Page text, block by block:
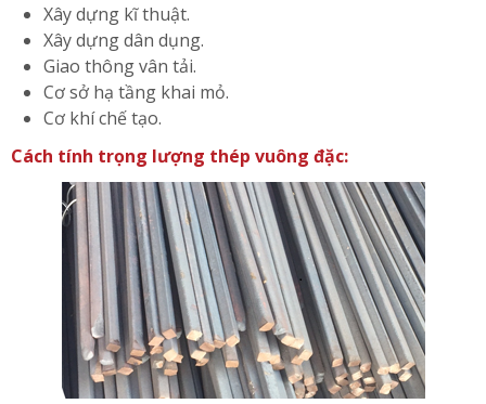
Xây dựng kĩ thuật.
Xây dựng dân dụng.
Giao thông vân tải.
Cơ sở hạ tầng khai mỏ.
Cơ khí chế tạo.
Cách tính trọng lượng thép vuông đặc: